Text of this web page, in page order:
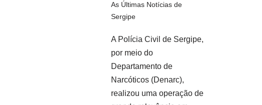
As Últimas Notícias de
Sergipe
A Polícia Civil de Sergipe,
por meio do
Departamento de
Narcóticos (Denarc),
realizou uma operação de